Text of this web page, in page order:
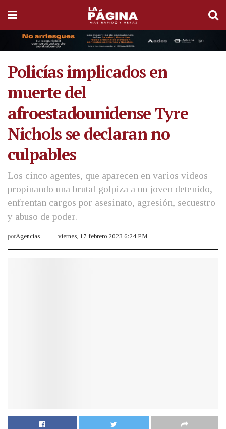
Policías implicados en
muerte del
afroestadounidense Tyre
Nichols se declaran no
culpables
Los cinco agentes, que aparecen en varios videos
propinando una brutal golpiza a un joven detenido,
enfrentan cargos por asesinato, agresión, secuestro
y abuso de poder.
porAgencias viernes, 17 febrero 2023 6:24 PM